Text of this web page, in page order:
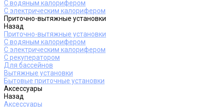
С водяным калорифером
С электрическим калорифером
Приточно-вытяжные установки
Назад
Приточно-вытяжные установки
С водяным калорифером
С электрическим калорифером
С рекуператором
Для бассейнов
Вытяжные установки
Бытовые приточные установки
Аксессуары
Назад
Аксессуары